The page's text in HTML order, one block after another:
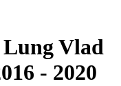
Lung Vlad
- 2020